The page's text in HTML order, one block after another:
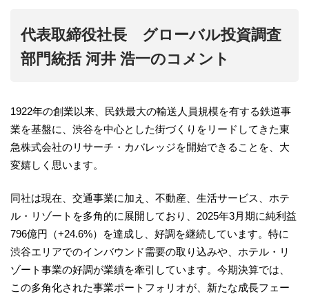
代表取締役社長 グローバル投資調査
部門統括 河井 浩一のコメント
1922年の創業以来、民鉄最大の輸送人員規模を有する鉄道事
業を基盤に、渋谷を中心とした街づくりをリードしてきた東
急株式会社のリサーチ・カバレッジを開始できることを、大
変嬉しく思います。
同社は現在、交通事業に加え、不動産、生活サービス、ホテ
ル・リゾートを多角的に展開しており、2025年3月期に純利益
796億円（+24.6%）を達成し、好調を継続しています。特に
渋谷エリアでのインバウンド需要の取り込みや、ホテル・リ
ゾート事業の好調が業績を牽引しています。今期決算では、
この多角化された事業ポートフォリオが、新たな成長フェー